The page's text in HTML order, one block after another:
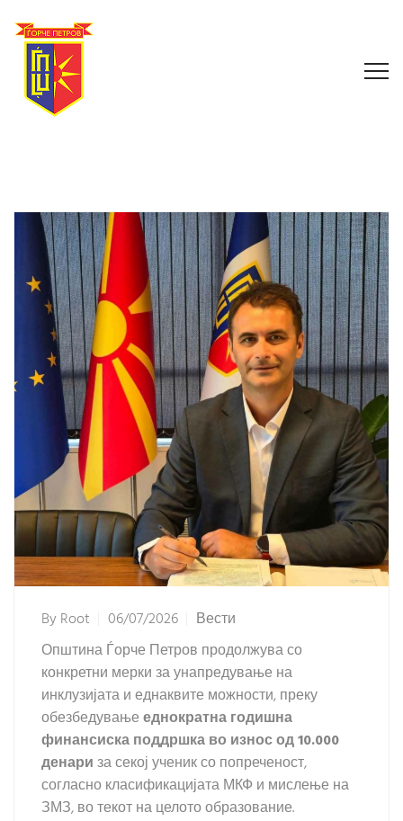
ByRoot 06/07/2026
Вести
Општина Ѓорче Петров продолжува со
конкретни мерки за унапредување на
инклузијата и еднаквите можности, преку
обезбедувањееднократна годишна
финансиска поддршка во износ од 10.000
денариза секој ученик со попреченост,
согласно класификацијата МКФ и мислење на
ЗМЗ, во текот на целото образование.